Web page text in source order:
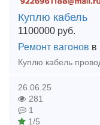
Куплю кабель
1100000 руб.
Ремонт вагонов в
26.06.25
281
1
1/5